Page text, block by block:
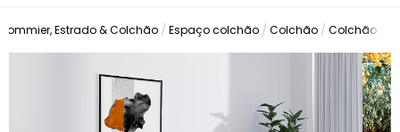
Sommier, Estrado & Colchão Espaço colchão Colchão Colchão